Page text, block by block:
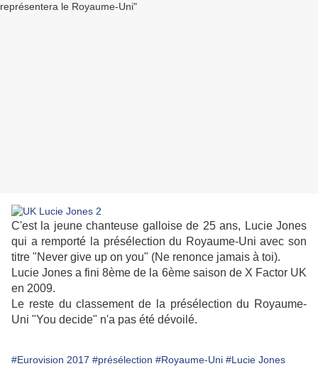
C'est la jeune chanteuse galloise de 25 ans, Lucie Jones
qui a remporté la présélection du Royaume-Uni avec son
titre "Never give up on you" (Ne renonce jamais à toi).
Lucie Jones a fini 8ème de la 6ème saison de X Factor UK
en 2009.
Le reste du classement de la présélection du Royaume-
Uni "You decide" n'a pas été dévoilé.
#Eurovision 2017 #présélection #Royaume-Uni #Lucie Jones